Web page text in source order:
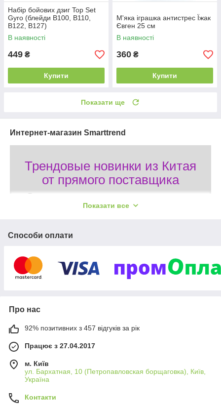
Набір бойових дзиг Top Set
Gyro (блейди В100, В110,
В122, B127)
В наявності
449 ₴
Купити
М'яка іграшка антистрес Їжак
Євген 25 см
В наявності
360 ₴
Купити
Показати ще
Интернет-магазин Smarttrend
Трендовые новинки из Китая
от прямого поставщика
В наличии детские и подростковые смарт-
часы, модные аксессуары для мужчин и
ассортимента. Без проблем обмениваем в течение
дней. Доставляем по всей Украине за48часов.
Показати все
Способи оплати
Про нас
92% позитивних з 457 відгуків за рік
Працює з 27.04.2017
м. Київ
ул. Бархатная, 10 (Петропавловская борщаговка), Київ,
Україна
Контакти